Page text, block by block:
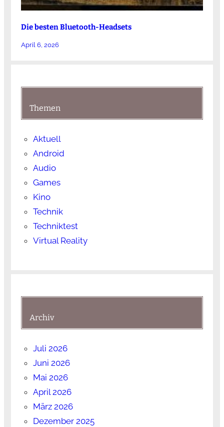
Die besten Bluetooth-Headsets
April 6, 2026
Themen
Aktuell
Android
Audio
Games
Kino
Technik
Techniktest
Virtual Reality
Archiv
Juli 2026
Juni 2026
Mai 2026
April 2026
März 2026
Dezember 2025